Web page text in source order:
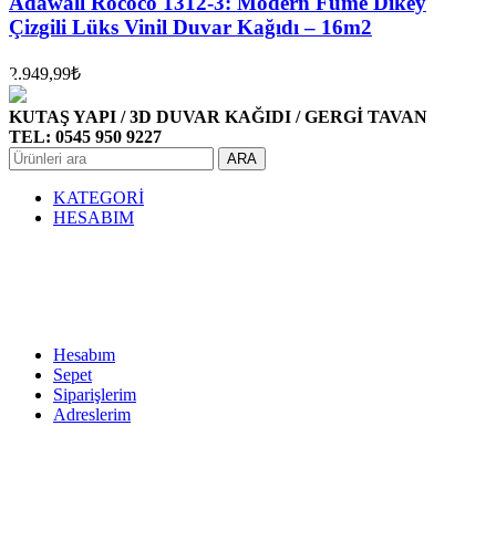
Çizgili Lüks Vinil Duvar Kağıdı – 16m2
2.949,99₺
KUTAŞ YAPI / 3D DUVAR KAĞIDI / GERGİ TAVAN
TEL: 0545 950 9227
ARA
KATEGORİ
HESABIM
Hesabım
Sepet
Siparişlerim
Adreslerim